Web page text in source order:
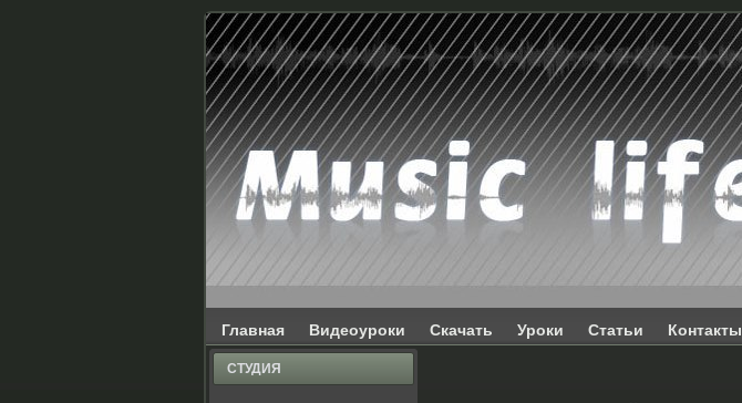
Главная Видеоуроки Скачать Уроки Статьи Контакты
СТУДИЯ